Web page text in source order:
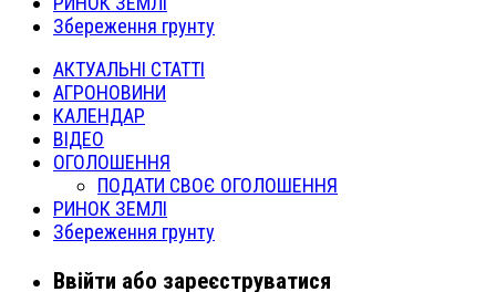
Збереження грунту
АКТУАЛЬНІ СТАТТІ
АГРОНОВИНИ
КАЛЕНДАР
ВІДЕО
ОГОЛОШЕННЯ
ПОДАТИ СВОЄ ОГОЛОШЕННЯ
РИНОК ЗЕМЛІ
Збереження грунту
Ввійти або зареєструватися